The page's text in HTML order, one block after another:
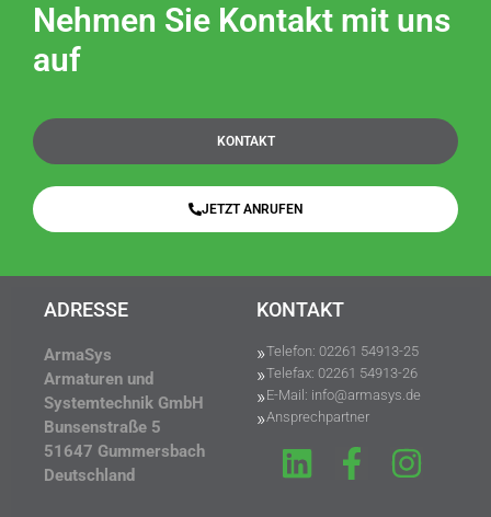
Nehmen Sie Kontakt mit uns
auf
KONTAKT
JETZT ANRUFEN
ADRESSE
ArmaSys
Armaturen und
Systemtechnik GmbH
Bunsenstraße 5
51647 Gummersbach
Deutschland
KONTAKT
Telefon: 02261 54913-25
Telefax: 02261 54913-26
E-Mail: info@armasys.de
Ansprechpartner